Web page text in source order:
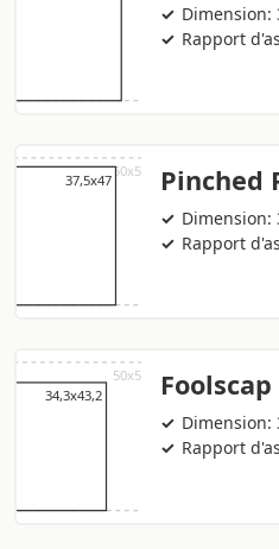
Dimension:
Rapport
Pinched
Dimension:
Rapport
Foolscap
Dimension:
Rapport